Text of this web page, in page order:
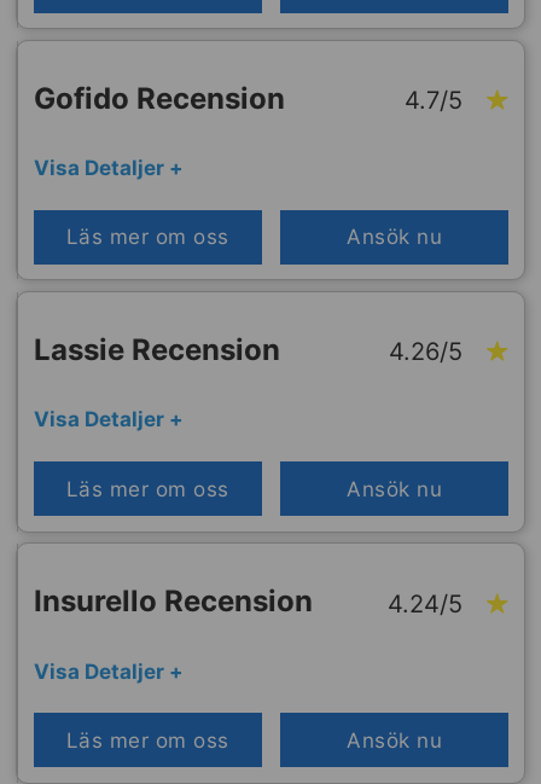
Gofido Recension 4.7/5
Visa Detaljer +
Läs mer om oss Ansök nu
Lassie Recension 4.26/5
Visa Detaljer +
Läs mer om oss Ansök nu
Insurello Recension 4.24/5
Visa Detaljer +
Läs mer om oss Ansök nu